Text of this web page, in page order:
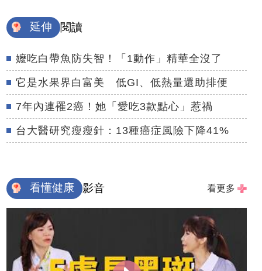
延伸 閱讀
嬤吃白帶魚防失智！「1動作」精華全沒了
它是水果界白富美 低GI、低熱量還助排便
7年內連罹2癌！她「愛吃3款點心」惹禍
台大醫研究瘦瘦針：13種癌症風險下降41%
看懂健康 影音 看更多